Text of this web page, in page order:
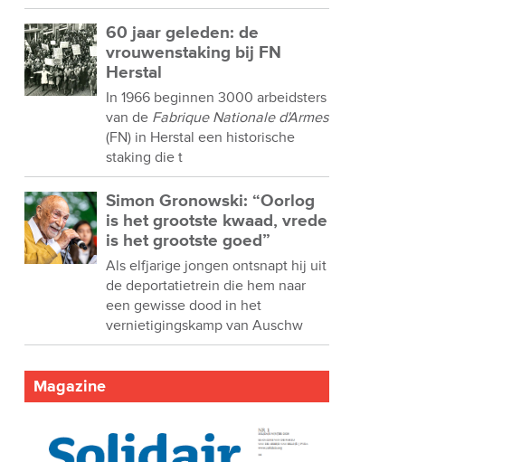
60 jaar geleden: de
vrouwenstaking bij FN
Herstal
In 1966 beginnen 3000 arbeidsters
van de Fabrique Nationale d'Armes
(FN) in Herstal een historische
staking die t
Simon Gronowski: “Oorlog
is het grootste kwaad, vrede
is het grootste goed”
Als elfjarige jongen ontsnapt hij uit
de deportatietrein die hem naar
een gewisse dood in het
vernietigingskamp van Auschw
Magazine